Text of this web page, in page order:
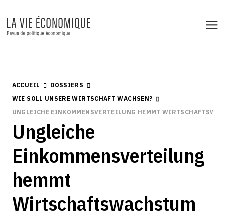
ACCUEIL
DOSSIERS
WIE SOLL UNSERE WIRTSCHAFT WACHSEN?
UNGLEICHE EINKOMMENSVERTEILUNG HEMMT
Ungleiche
Einkommensverteilung
hemmt
Wirtschaftswachstum